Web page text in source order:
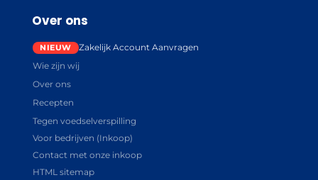
Over ons
Zakelijk Account Aanvragen
Wie zijn wij
Over ons
Recepten
Tegen voedselverspilling
Voor bedrijven (Inkoop)
Contact met onze inkoop
HTML sitemap